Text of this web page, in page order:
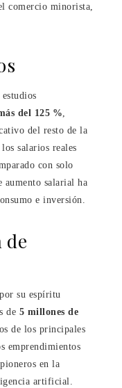
comercio minorista,
del 125 %
del resto de la
salarios reales
con solo
aumento salarial ha
e inversión.
de
su espíritu
de 5 millones de
de los principales
emprendimientos
en la
artificial.